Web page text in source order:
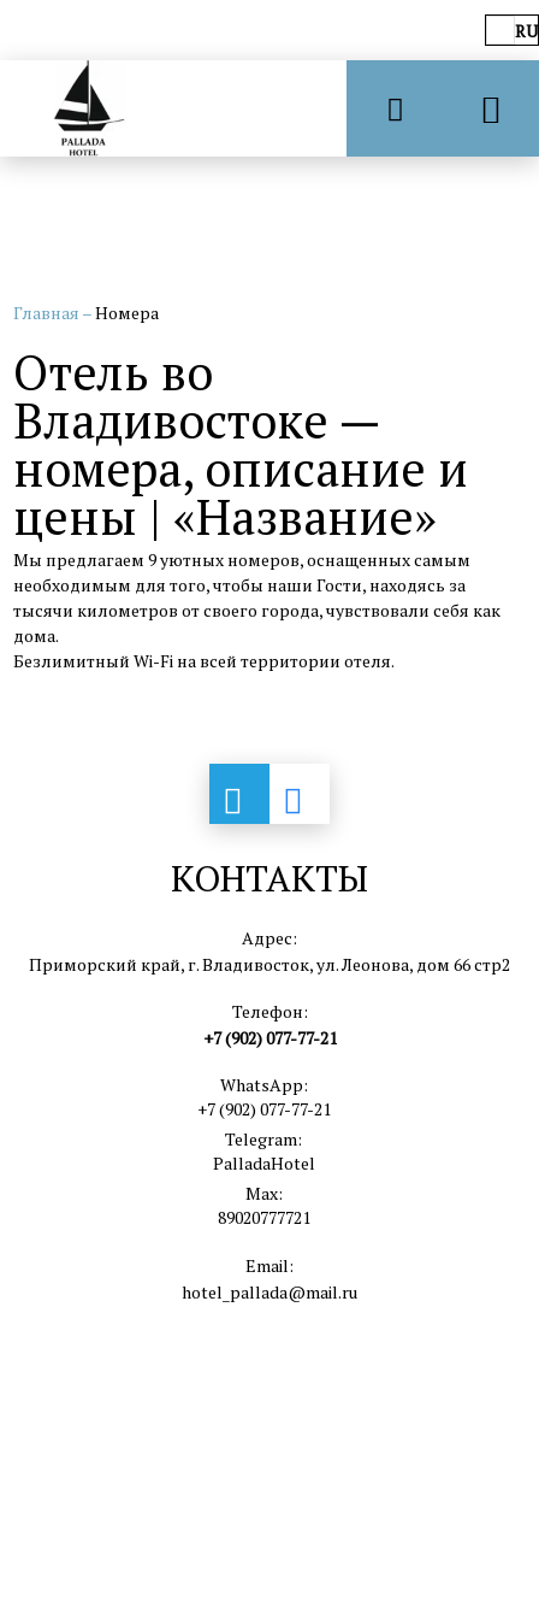
RU
Главная –Номера
Отель во
Владивостоке —
номера, описание и
цены | «Название»
Мы предлагаем 9 уютных номеров, оснащенных самым
необходимым для того, чтобы наши Гости, находясь за
тысячи километров от своего города, чувствовали себя как
дома.
Безлимитный Wi-Fi на всей территории отеля.
КОНТАКТЫ
Адрес:
Приморский край, г. Владивосток, ул. Леонова, дом 66 стр2
Телефон:
+7 (902) 077-77-21
WhatsApp:
+7 (902) 077-77-21
Telegram:
PalladaHotel
Max:
89020777721
Email:
hotel_pallada@mail.ru